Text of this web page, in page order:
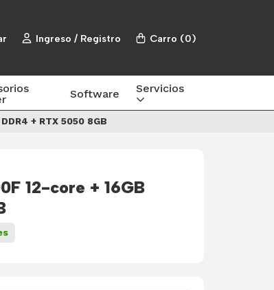
Ingreso / Registro Carro (0)
Software Servicios
+ RTX 5050 8GB
12-core + 16GB